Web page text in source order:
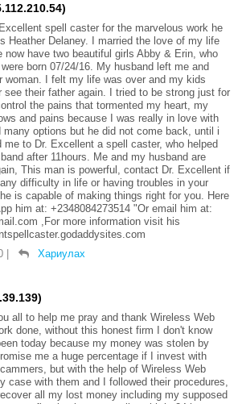
spell caster for the marvelous work he
Heather Delaney. I married the love of my life
now have two beautiful girls Abby & Erin, who
born 07/24/16. My husband left me and
woman. I felt my life was over and my kids
see their father again. I tried to be strong just for
the pains that tormented my heart, my
and pains because I was really in love with
options but he did not come back, until i
me to Dr. Excellent a spell caster, who helped
after 11hours. Me and my husband are
This man is powerful, contact Dr. Excellent if
difficulty in life or having troubles in your
is capable of making things right for you. Here
him at: +2348084273514 "Or email him at:
,For more information visit his
Хариулах
all to help me pray and thank Wireless Web
done, without this honest firm I don't know
today because my money was stolen by
me a huge percentage if I invest with
but with the help of Wireless Web
case with them and I followed their procedures,
all my lost money including my supposed